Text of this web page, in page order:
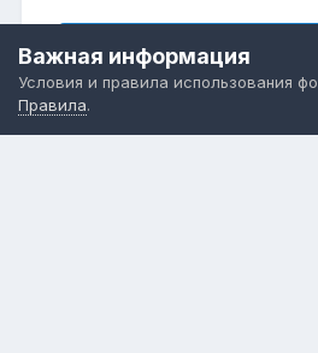
Важная информация
Условия и правила использования
Правила.